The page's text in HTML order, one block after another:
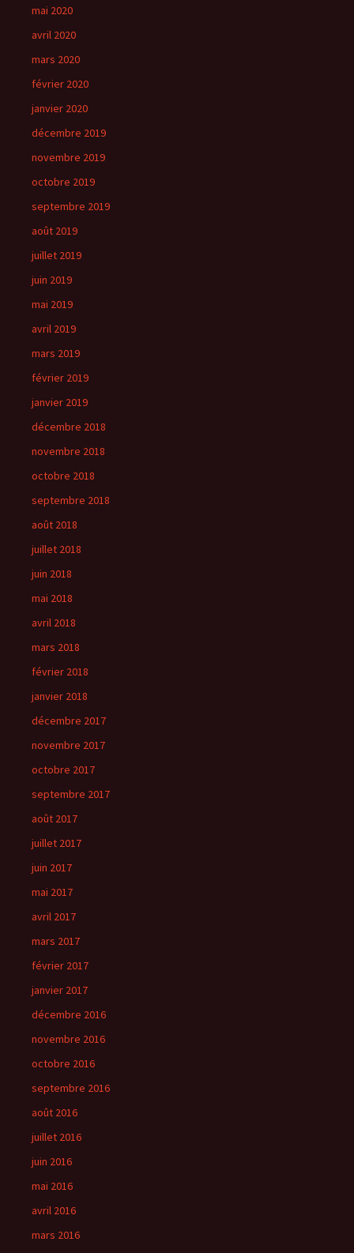
mai 2020
avril 2020
mars 2020
février 2020
janvier 2020
décembre 2019
novembre 2019
octobre 2019
septembre 2019
août 2019
juillet 2019
juin 2019
mai 2019
avril 2019
mars 2019
février 2019
janvier 2019
décembre 2018
novembre 2018
octobre 2018
septembre 2018
août 2018
juillet 2018
juin 2018
mai 2018
avril 2018
mars 2018
février 2018
janvier 2018
décembre 2017
novembre 2017
octobre 2017
septembre 2017
août 2017
juillet 2017
juin 2017
mai 2017
avril 2017
mars 2017
février 2017
janvier 2017
décembre 2016
novembre 2016
octobre 2016
septembre 2016
août 2016
juillet 2016
juin 2016
mai 2016
avril 2016
mars 2016